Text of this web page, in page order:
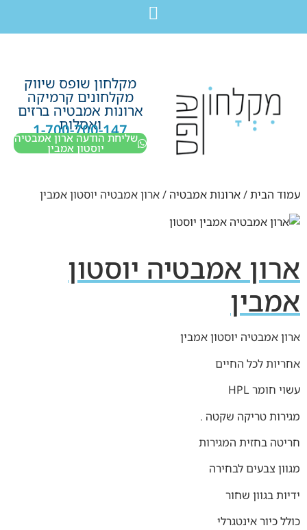
מקלחון שופס שיווק
מקלחונים קרמיקה
ארונות אמבטיה ברזים
ואסלות
1-700-700-147
שליחת הודעה ארון אמבטיה
יוסטון אמבין
עמוד הבית/ארונות אמבטיה / ארון אמבטיה יוסטון אמבין
ארון אמבטיה יוסטון
אמבין
ארון אמבטיה יוסטון אמבין
אחריות לכל החיים
עשוי חומר HPL
מגירות טריקה שקטה .
חריטה בחזית המגירות
מגוון צבעים לבחירה
ידיות בגוון שחור
כולל כיור אינטגרלי